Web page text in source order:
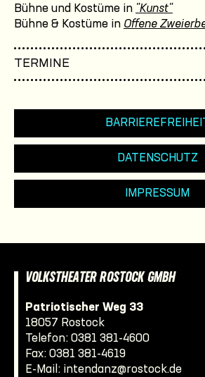
Bühne und Kostüme in "Kunst"
Bühne & Kostüme in Offene
TERMINE
DATENSCHUTZ
IMPRESSUM
VOLKSTHEATER ROSTOCK GMBH
Patriotischer Weg 33
18057 Rostock
Telefon: 0381 381-4600
Fax: 0381 381-4619
E-Mail: intendanz@rostock.de